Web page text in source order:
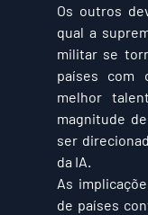
Os outros
qual a
militar se
países com
melhor
magnitude
ser
da IA.
As
de países